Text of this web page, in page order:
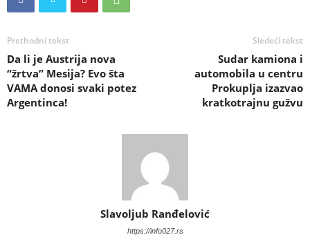
Prethodni tekst
Da li je Austrija nova
“žrtva” Mesija? Evo šta
VAMA donosi svaki potez
Argentinca!
Sledeći tekst
Sudar kamiona i
automobila u centru
Prokuplja izazvao
kratkotrajnu gužvu
Slavoljub Ranđelović
https://info027.rs